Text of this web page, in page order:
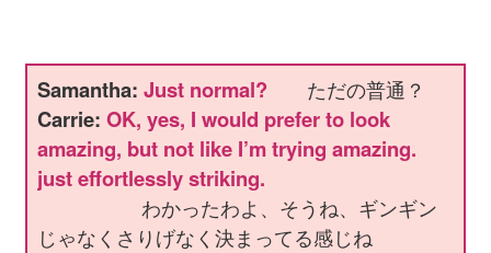
Samantha: Just normal? ただの普通？
Carrie: OK, yes, I would prefer to look
amazing, but not like I’m trying amazing.
just effortlessly striking.
わかったわよ、そうね、ギンギン
じゃなくさりげなく決まってる感じね